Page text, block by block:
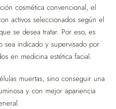
cosmética convencional, el
activos seleccionados según el
se desea tratar. Por eso, es
sea indicado y supervisado por
en medicina estética facial.
muertas, sino conseguir una
y con mejor apariencia